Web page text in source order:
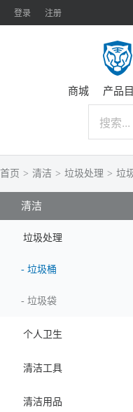
登录 注册
商城 产品
首页 > 清洁 > 垃圾处理 > 垃
清洁
垃圾处理
- 垃圾桶
- 垃圾袋
个人卫生
清洁工具
清洁用品